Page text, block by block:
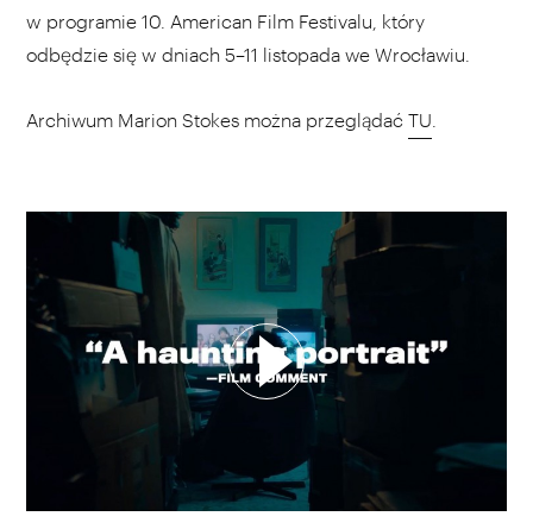
w programie 10. American Film Festivalu, który
odbędzie się w dniach 5–11 listopada we Wrocławiu.
Archiwum Marion Stokes można przeglądać TU
WYBIERZ SWOJĄ PLAYLISTĘ
DODAJ TEN FILM DO PLAYLISTY